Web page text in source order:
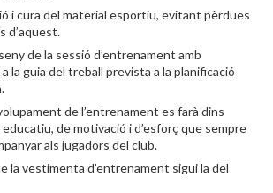
i cura del material esportiu, evitant pèrdues
d’aquest.
de la sessió d’entrenament amb
la guia del treball prevista a la planificació
de l’entrenament es farà dins
educatiu, de motivació i d’esforç que sempre
als jugadors del club.
la vestimenta d’entrenament sigui la del